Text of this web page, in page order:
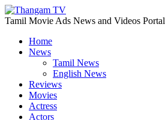
Tamil Movie Ads News and Videos Portal
Home
News
Tamil News
English News
Reviews
Movies
Actress
Actors